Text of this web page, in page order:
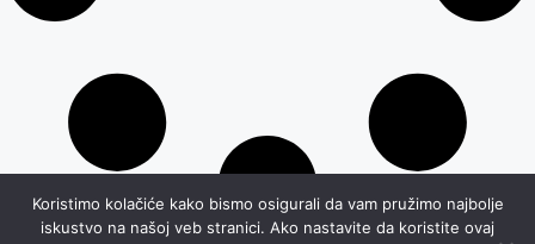
Koristimo kolačiće kako bismo osigurali da vam pružimo najbolje
iskustvo na našoj veb stranici. Ako nastavite da koristite ovaj